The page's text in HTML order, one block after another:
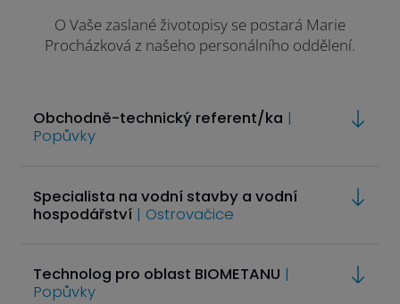
O Vaše zaslané životopisy se postará Marie
Procházková z našeho personálního oddělení.
Obchodně-technický referent/ka |
Popůvky
Specialista na vodní stavby a vodní
hospodářství | Ostrovačice
Technolog pro oblast BIOMETANU |
Popůvky